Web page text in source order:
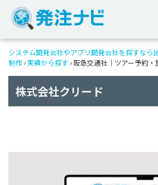
システム開発会社やアプリ開発会社を探すなら
制作 › 実績から探す › 阪急交通社｜ツアー予約・
株式会社クリード